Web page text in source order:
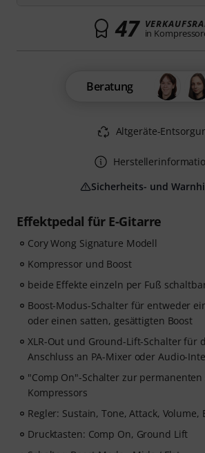
Effektpedal für E-Gitarre
Cory Wong Signature Modell
Kompressor und Boost
beide Effekte einzeln per Fuß
Boost-Modus-Schalter für entweder
oder einen satten, gesättigten Boost
XLR-Out und Ground-Lift-Schalter für
Anschluss an PA-Mixer oder Audio-
"Comp On"-Schalter zur
Kompressors
Regler: Sustain, Tone, Attack, Volume,
Drucktasten: Comp On, Ground Lift
47 in
Beratung
Altgeräte-
Sicherheits- und